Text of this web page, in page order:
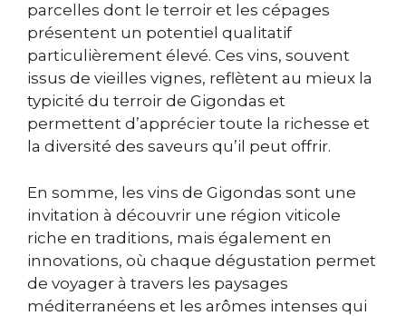
parcelles dont le terroir et les cépages
présentent un potentiel qualitatif
particulièrement élevé. Ces vins, souvent
issus de vieilles vignes, reflètent au mieux la
typicité du terroir de Gigondas et
permettent d’apprécier toute la richesse et
la diversité des saveurs qu’il peut offrir.
En somme, les vins de Gigondas sont une
invitation à découvrir une région viticole
riche en traditions, mais également en
innovations, où chaque dégustation permet
de voyager à travers les paysages
méditerranéens et les arômes intenses qui